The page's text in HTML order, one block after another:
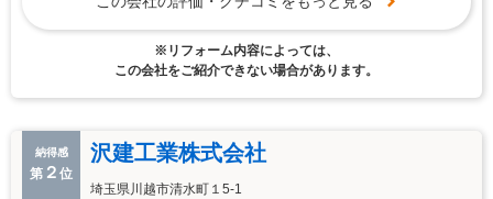
※リフォーム内容によっては、
この会社をご紹介できない場合があります。
納得感
第 ２ 位
沢建工業株式会社
埼玉県川越市清水町１5-1